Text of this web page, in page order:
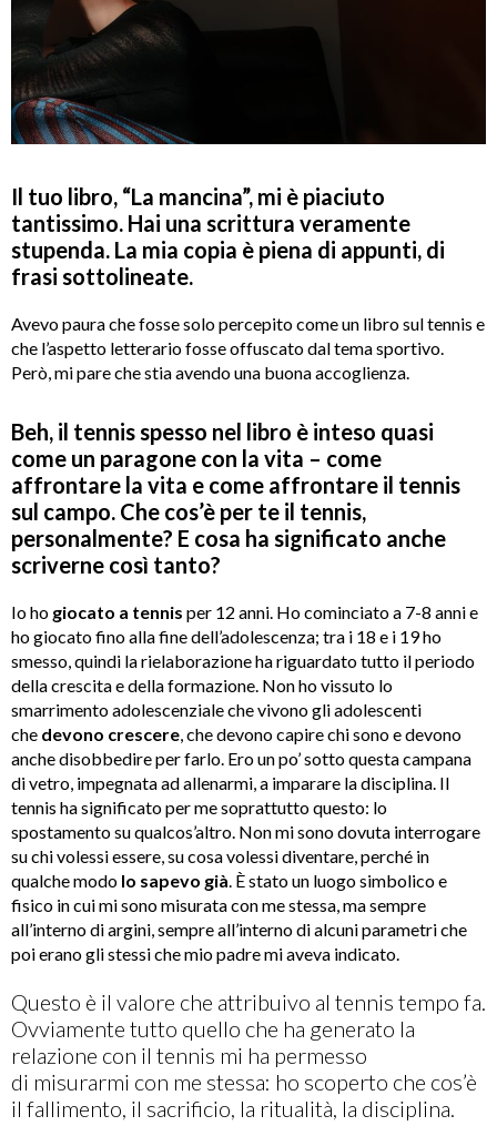
Il tuo libro, “La mancina”, mi è piaciuto
tantissimo. Hai una scrittura veramente
stupenda. La mia copia è piena di appunti, di
frasi sottolineate.
Avevo paura che fosse solo percepito come un libro sul tennis e
che l’aspetto letterario fosse offuscato dal tema sportivo.
Però, mi pare che stia avendo una buona accoglienza.
Beh, il tennis spesso nel libro è inteso quasi
come un paragone con la vita – come
affrontare la vita e come affrontare il tennis
sul campo. Che cos’è per te il tennis,
personalmente? E cosa ha significato anche
scriverne così tanto?
Io ho giocato a tennis per 12 anni. Ho cominciato a 7-8 anni e
ho giocato fino alla fine dell’adolescenza; tra i 18 e i 19 ho
smesso, quindi la rielaborazione ha riguardato tutto il periodo
della crescita e della formazione. Non ho vissuto lo
smarrimento adolescenziale che vivono gli adolescenti
che devono crescere, che devono capire chi sono e devono
anche disobbedire per farlo. Ero un po’ sotto questa campana
di vetro, impegnata ad allenarmi, a imparare la disciplina. Il
tennis ha significato per me soprattutto questo: lo
spostamento su qualcos’altro. Non mi sono dovuta interrogare
su chi volessi essere, su cosa volessi diventare, perché in
qualche modo lo sapevo già. È stato un luogo simbolico e
fisico in cui mi sono misurata con me stessa, ma sempre
all’interno di argini, sempre all’interno di alcuni parametri che
poi erano gli stessi che mio padre mi aveva indicato.
Questo è il valore che attribuivo al tennis tempo fa.
Ovviamente tutto quello che ha generato la
relazione con il tennis mi ha permesso
di misurarmi con me stessa: ho scoperto che cos’è
il fallimento, il sacrificio, la ritualità, la disciplina.